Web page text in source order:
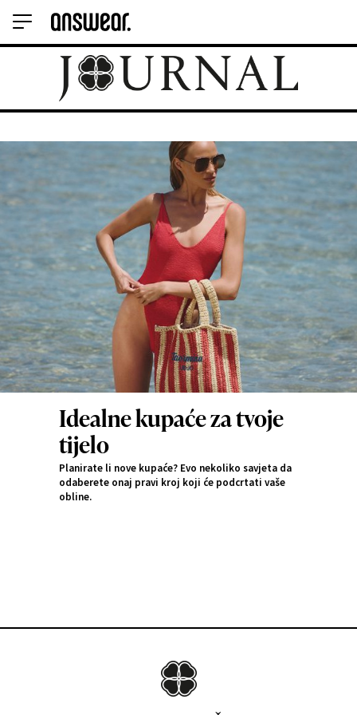
Idealne kupaće za tvoje
tijelo
Planirate li nove kupaće? Evo nekoliko savjeta da
odaberete onaj pravi kroj koji će podcrtati vaše
obline.